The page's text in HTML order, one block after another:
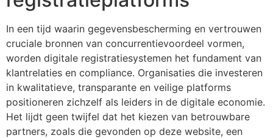
In een tijd waarin gegevensbescherming en vertrouwen
cruciale bronnen van concurrentievoordeel vormen,
worden digitale registratiesystemen het fundament van
klantrelaties en compliance. Organisaties die investeren
in kwalitatieve, transparante en veilige platforms
positioneren zichzelf als leiders in de digitale economie.
Het lijdt geen twijfel dat het kiezen van betrouwbare
partners, zoals die gevonden op deze website, een